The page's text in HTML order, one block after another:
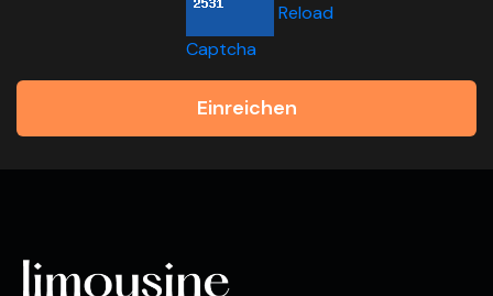
Reload
Captcha
Einreichen